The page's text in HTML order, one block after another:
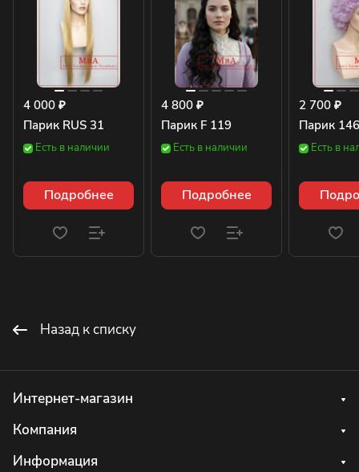
4 000 ₽
Парик RUS 31
Есть в наличии
Подробнее
4 800 ₽
Парик F 119
Есть в наличии
Подробнее
2 700 ₽
Парик
Есть в
Назад к списку
Интернет-магазин
Компания
Информация